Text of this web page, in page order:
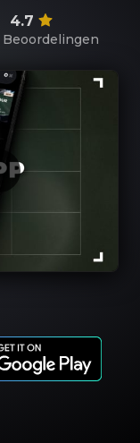
4.7
Beoordelingen